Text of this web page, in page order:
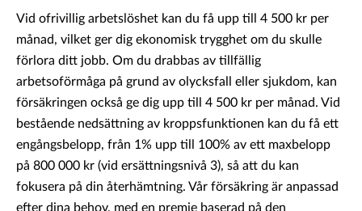
Vid ofrivillig arbetslöshet kan du få upp till 4 500 kr per
månad, vilket ger dig ekonomisk trygghet om du skulle
förlora ditt jobb. Om du drabbas av tillfällig
arbetsoförmåga på grund av olycksfall eller sjukdom, kan
försäkringen också ge dig upp till 4 500 kr per månad. Vid
bestående nedsättning av kroppsfunktionen kan du få ett
engångsbelopp, från 1% upp till 100% av ett maxbelopp
på 800 000 kr (vid ersättningsnivå 3), så att du kan
fokusera på din återhämtning. Vår försäkring är anpassad
efter dina behov, med en premie baserad på den